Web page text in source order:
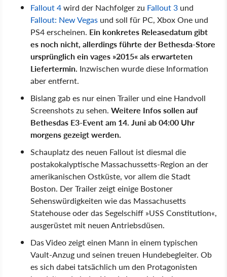
Fallout 4wird der Nachfolger zu Fallout 3 und
Fallout: New Vegas und soll für PC, Xbox One und
PS4 erscheinen. Ein konkretes Releasedatum gibt
es noch nicht, allerdings führte der Bethesda-Store
ursprünglich ein vages »2015« als erwarteten
Liefertermin. Inzwischen wurde diese Information
aber entfernt.
Bislang gab es nur einen Trailer und eine Handvoll
Screenshots zu sehen. Weitere Infos sollen auf
Bethesdas E3-Event am 14. Juni ab 04:00 Uhr
morgens gezeigt werden.
Schauplatz des neuen Fallout ist diesmal die
postakokalyptische Massachussetts-Region an der
amerikanischen Ostküste, vor allem die Stadt
Boston. Der Trailer zeigt einige Bostoner
Sehenswürdigkeiten wie das Massachusetts
Statehouse oder das Segelschiff »USS Constitution«,
ausgerüstet mit neuen Antriebsdüsen.
Das Video zeigt einen Mann in einem typischen
Vault-Anzug und seinen treuen Hundebegleiter. Ob
es sich dabei tatsächlich um den Protagonisten